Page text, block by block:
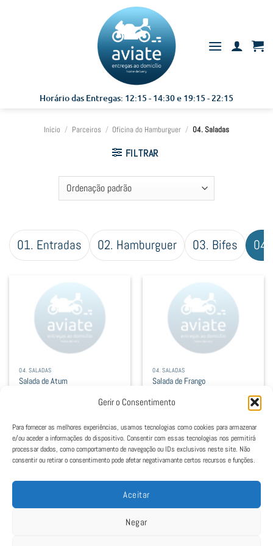
Gerir o Consentimento
Para fornecer as melhores experiências, usamos tecnologias como cookies para armazenar
e/ou aceder a informações do dispositivo. Consentir com essas tecnologias nos permitirá
processar dados, como comportamento de navegação ou IDs exclusivos neste site. Não
consentir ou retirar o consentimento pode afetar negativamante certos recursos e funções.
Aceitar
Negar
Horário das Entregas: 12:15 - 14:30 e 19:15 - 22:15
Início / Parceiros / Oficina do Hamburguer / 04. Saladas
FILTRAR
01. Entradas 02. Hamburguer 03. Bifes 04.
04. SALADAS
Salada de Atum
Atum, alface, rúcula, ovo cozido,
Adicionar
04. SALADAS
Salada de Frango
Frango frito, alface, cenoura ralada,
Adicionar